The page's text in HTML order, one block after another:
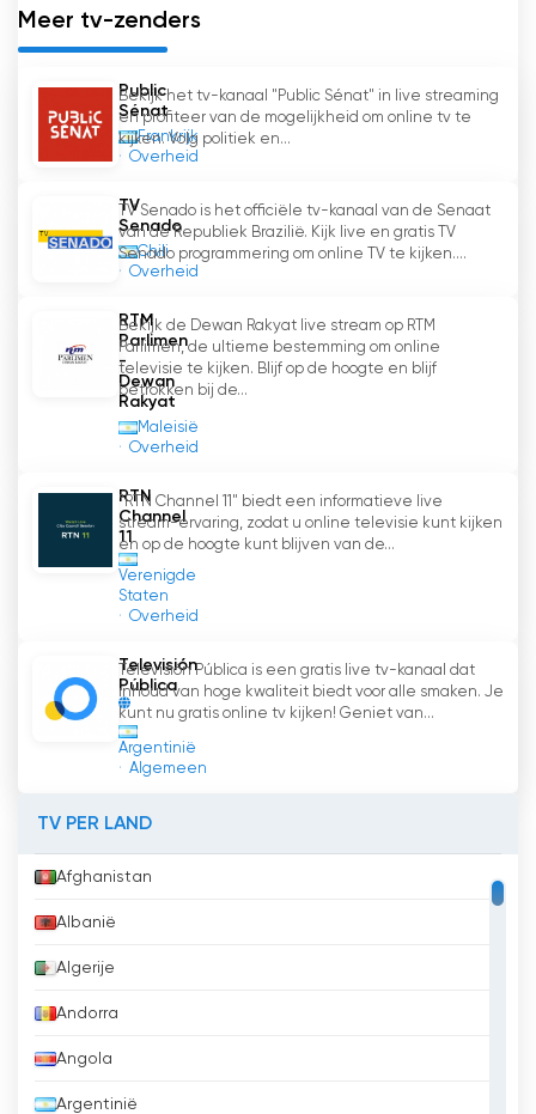
Meer tv-zenders
Public
Sénat
Frankrijk
Overheid
Bekijk het tv-kanaal "Public Sénat" in live streaming
en profiteer van de mogelijkheid om online tv te
kijken. Volg politiek en...
TV
Senado
Chili
Overheid
TV Senado is het officiële tv-kanaal van de Senaat
van de Republiek Brazilië. Kijk live en gratis TV
Senado programmering om online TV te kijken....
RTM
Parlimen
-
Dewan
Rakyat
Maleisië
Overheid
Bekijk de Dewan Rakyat live stream op RTM
Parlimen, de ultieme bestemming om online
televisie te kijken. Blijf op de hoogte en blijf
betrokken bij de...
RTN
Channel
11
Verenigde
Staten
Overheid
"RTN Channel 11" biedt een informatieve live
stream-ervaring, zodat u online televisie kunt kijken
en op de hoogte kunt blijven van de...
Televisión
Pública
Argentinië
Algemeen
Televisión Pública is een gratis live tv-kanaal dat
inhoud van hoge kwaliteit biedt voor alle smaken. Je
kunt nu gratis online tv kijken! Geniet van...
TV PER LAND
Afghanistan
Albanië
Algerije
Andorra
Angola
Argentinië